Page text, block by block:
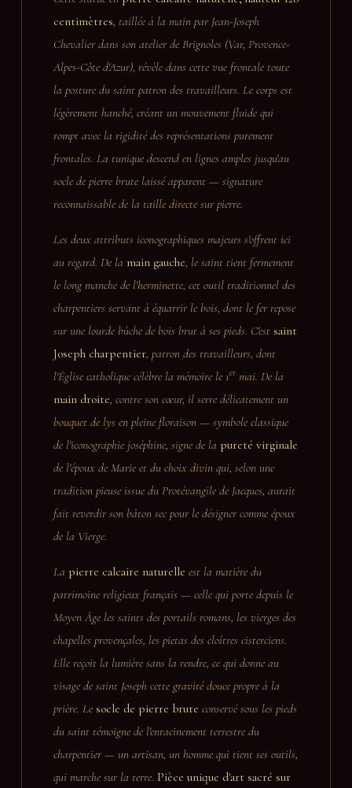
centimètres , taillée à la main par Jean-Joseph
Chevalier dans son atelier de Brignoles (Var, Provence-
Alpes-Côte d'Azur), révèle dans cette vue frontale toute
la posture du saint patron des travailleurs. Le corps est
légèrement hanché, créant un mouvement fluide qui
rompt avec la rigidité des représentations purement
frontales. La tunique descend en lignes amples jusqu'au
socle de pierre brute laissé apparent — signature
reconnaissable de la taille directesur pierre.
Les deux attributs iconographiques majeurs s'offrent ici
au regard. De la main gauche , le saint tient fermement
le long manche de l'herminette, cet outil traditionnel des
charpentiers servant à équarrir le bois, dont le fer repose
sur une lourde bûche de bois brut à ses pieds. C'est saint
Joseph charpentier, patron des travailleurs, dont
l'Église catholique célèbre la mémoire le 1ermai. De la
main droite , contre son cœur, il serre délicatement un
bouquet de lys en pleine floraison — symbole classique
de l'iconographie joséphine, signe de la pureté virginale
de l'époux de Marie et du choix divin qui, selon une
tradition pieuse issue du Protévangile de Jacques, aurait
fait reverdir son bâton sec pour le désigner comme époux
de la Vierge.
La pierre calcaire naturelle est la matière du
patrimoine religieux français — celle qui porte depuis le
Moyen Âge les saints des portails romans, les vierges des
chapelles provençales, les pietas des cloîtres cisterciens.
Elle reçoit la lumière sans la rendre, ce qui donne au
visage de saint Joseph cette gravité doucepropre à la
prière. Le socle de pierre brute conservé sous les pieds
du saint témoigne de l'enracinement terrestre du
charpentier — un artisan, un homme qui tient ses outils,
qui marche sur la terre. Pièce unique d'art sacré sur